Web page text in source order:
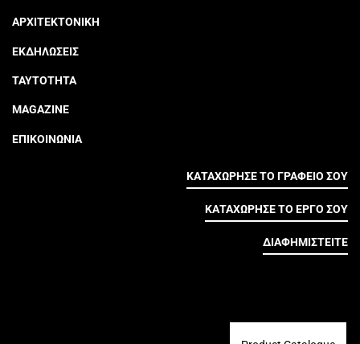
ΑΡΧΙΤΕΚΤΟΝΙΚΗ
ΕΚΔΗΛΩΣΕΙΣ
ΤΑΥΤΟΤΗΤΑ
MAGAZINE
ΕΠΙΚΟΙΝΩΝΙΑ
ΚΑΤΑΧΩΡΗΣΕ ΤΟ ΓΡΑΦΕΙΟ ΣΟΥ
ΚΑΤΑΧΩΡΗΣΕ ΤΟ ΕΡΓΟ ΣΟΥ
ΔΙΑΦΗΜΙΣΤΕΙΤΕ